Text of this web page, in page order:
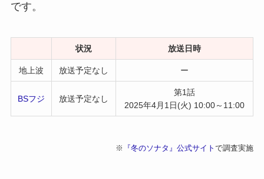
です。
状況 放送日時
地上波 放送予定なし ー
BSフジ 放送予定なし
第1話
2025年4月1日(火) 10:00～11:00
※ 『冬のソナタ』公式サイトで調査実施